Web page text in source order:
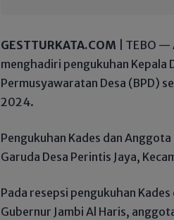
GESTTURKATA.COM | TEBO —
menghadiri pengukuhan Kepala
Permusyawaratan Desa (BPD)
2024.
Pengukuhan Kades dan
Garuda Desa Perintis Jaya,
Pada resepsi pengukuhan
Gubernur Jambi Al Haris,